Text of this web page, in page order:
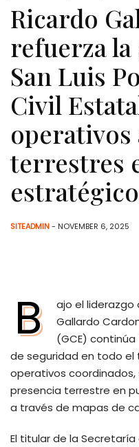
Ricardo
refuerza
San Luis
Civil
operativos
terrestres
SITEADMIN- NOVEMBER 6, 2025
B
ajo el liderazgo
Gallardo
(GCE)
de seguridad en todo
operativos coordinados,
presencia terrestre en
a través de mapas de
El titular de la